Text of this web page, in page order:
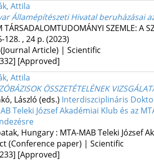
Attila
Államépítészeti Hivatal beruházásai
TÁRSADALOMTUDOMÁNYI SZEMLE: A
128. , 24 p. (2023)
Article) | Scientific
[Approved]
Attila
ÖSSZETÉTELÉNEK
László (eds.) Interdiszciplináris
Teleki József Akadémiai Klub és az
Hungary : MTA-MAB Teleki József
(Conference paper) | Scientific
[Approved]